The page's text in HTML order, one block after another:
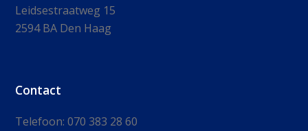
Leidsestraatweg 15
2594 BA Den Haag
Contact
Telefoon: 070 383 28 60